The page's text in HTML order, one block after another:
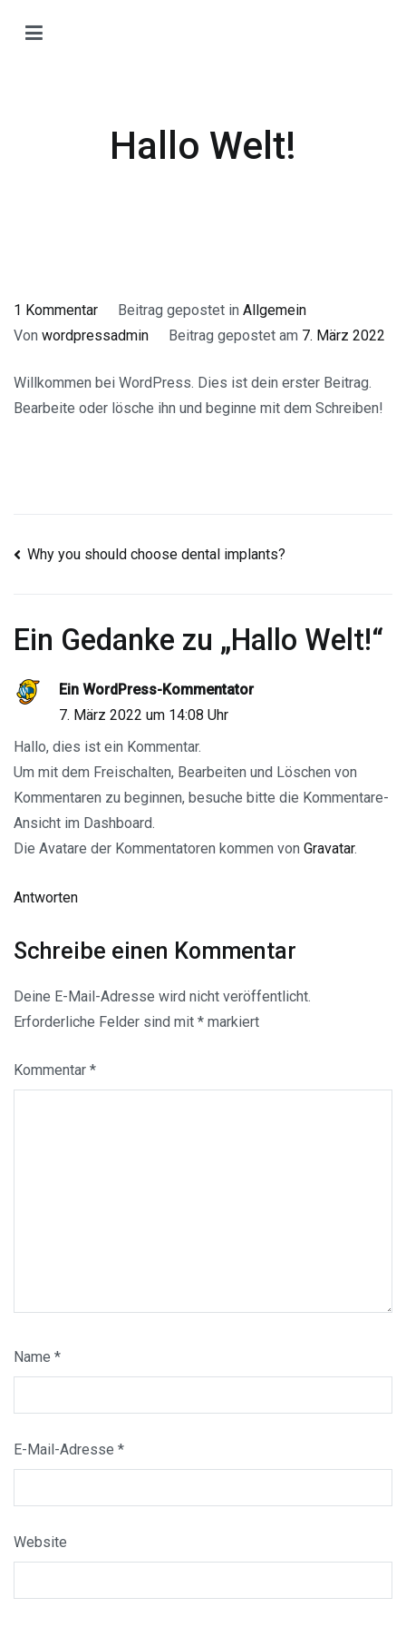
Inhalt
Hallo Welt!
1 Kommentarzu
Hallo
Beitrag gepostet in Allgemein
Von wordpressadmin Beitrag gepostet am 7. März 2022
Willkommen bei WordPress. Dies ist dein erster Beitrag.
Bearbeite oder lösche ihn und beginne mit dem Schreiben!
Beitragsnavigation
Why you should choose dental implants?
Ein Gedanke zu „Hallo Welt!“
Ein WordPress-Kommentator
7. März 2022 um 14:08 Uhr
Hallo, dies ist ein Kommentar.
Um mit dem Freischalten, Bearbeiten und Löschen von
Kommentaren zu beginnen, besuche bitte die Kommentare-
Ansicht im Dashboard.
Die Avatare der Kommentatoren kommen von Gravatar.
Antworten
Schreibe einen Kommentar
Deine E-Mail-Adresse wird nicht veröffentlicht.
Erforderliche Felder sind mit * markiert
Kommentar *
Name *
E-Mail-Adresse *
Website